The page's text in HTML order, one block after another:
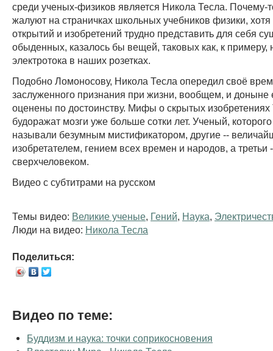
среди ученых-физиков является Никола Тесла. Почему-
жалуют на страничках школьных учебников физики, хотя
открытий и изобретений трудно представить для себя
обыденных, казалось бы вещей, таковых как, к примеру,
электротока в наших розетках.
Подобно Ломоносову, Никола Тесла опередил своё
заслуженного признания при жизни, вообщем, и доныне
оценены по достоинству. Мифы о скрытых
будоражат мозги уже больше сотки лет. Ученый,
называли безумным мистификатором, другие --
изобретателем, гением всех времен и народов, а третьи
сверхчеловеком.
Видео с субтитрами на русском
Темы видео: Великие ученые Гений Наука
Люди на видео: Никола Тесла
Поделиться:
Видео по теме:
Буддизм и наука: точки соприкосновения